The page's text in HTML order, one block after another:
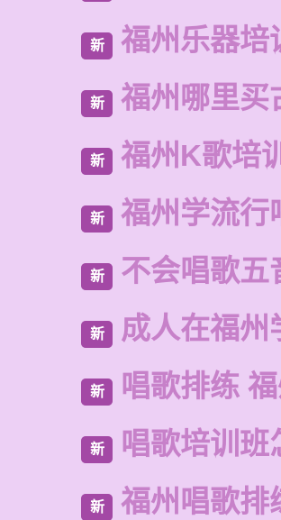
新 福州乐器培
新 福州哪里买
新 福州K歌培
新 福州学流行
新 不会唱歌五
新 成人在福州
新 唱歌排练
新 唱歌培训班
新 福州唱歌排